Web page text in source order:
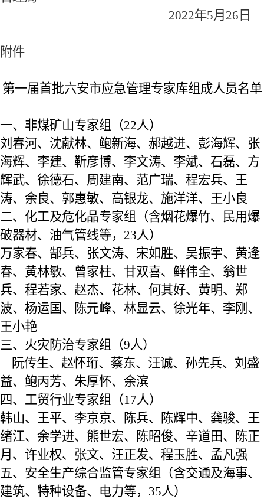
2022年5月26 日
附件
第一届首批六安市应急管理专家库组成人员名单
一、 非煤矿山专家组 （22人）
刘春河、 沈献林、 鲍新海、郝越进、彭海辉、张
海辉、李建、靳彦博、李文涛、李斌、石磊、方
辉武、徐德石、周建南、范广瑞、程宏兵、王
涛、余良、郭惠敏、高银龙、施洋洋、王小良
二、 化工及危化品专家组（含烟花爆竹、民用爆
破器材、油气管线等， 23人）
万家春、 郜兵、 张文涛、宋如胜、吴振宇、黄逢
春、黄林敏、曾家柱、甘双喜、鲜伟全、翁世
兵、程若家、赵杰、花林、何其好、黄明、郑
波、杨运国、陈元峰、林显云、徐光年、李刚、
王小艳
三、 火灾防治专家组（9人）
阮传生、 赵怀珩、蔡东、汪诚、孙先兵、刘盛
益、鲍丙芳、朱厚怀、余滨
四、 工贸行业专家组（17人）
韩山、 王平、 李京京、陈兵、陈辉中、龚骏、王
绪江、余学进、熊世宏、陈昭俊、辛道田、陈正
月、许业权、张文、汪正发、程玉胜、孟凡强
五、 安全生产综合监管专家组（含交通及海事、
建筑、特种设备、电力等， 35人）